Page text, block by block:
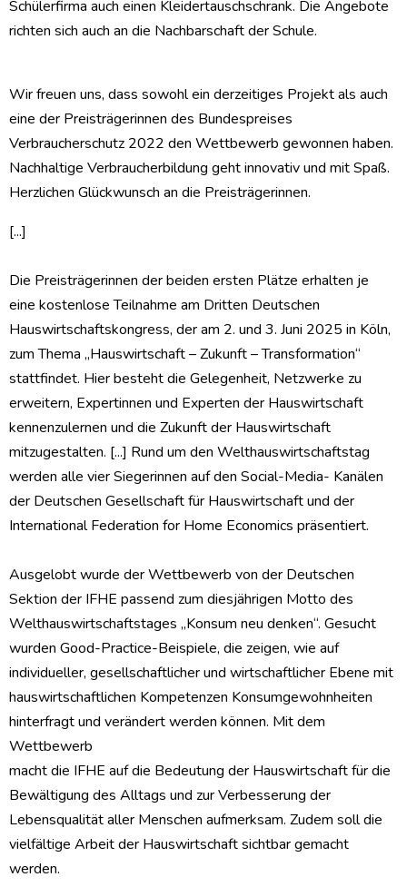
Schülerfirma auch einen Kleidertauschschrank. Die Angebote
richten sich auch an die Nachbarschaft der Schule.
Wir freuen uns, dass sowohl ein derzeitiges Projekt als auch
eine der Preisträgerinnen des Bundespreises
Verbraucherschutz 2022 den Wettbewerb gewonnen haben.
Nachhaltige Verbraucherbildung geht innovativ und mit Spaß.
Herzlichen Glückwunsch an die Preisträgerinnen.
[...]
Die Preisträgerinnen der beiden ersten Plätze erhalten je
eine kostenlose Teilnahme am Dritten Deutschen
Hauswirtschaftskongress, der am 2. und 3. Juni 2025 in Köln,
zum Thema „Hauswirtschaft – Zukunft – Transformation“
stattfindet. Hier besteht die Gelegenheit, Netzwerke zu
erweitern, Expertinnen und Experten der Hauswirtschaft
kennenzulernen und die Zukunft der Hauswirtschaft
mitzugestalten. [...] Rund um den Welthauswirtschaftstag
werden alle vier Siegerinnen auf den Social-Media- Kanälen
der Deutschen Gesellschaft für Hauswirtschaft und der
International Federation for Home Economics präsentiert.
Ausgelobt wurde der Wettbewerb von der Deutschen
Sektion der IFHE passend zum diesjährigen Motto des
Welthauswirtschaftstages „Konsum neu denken“. Gesucht
wurden Good-Practice-Beispiele, die zeigen, wie auf
individueller, gesellschaftlicher und wirtschaftlicher Ebene mit
hauswirtschaftlichen Kompetenzen Konsumgewohnheiten
hinterfragt und verändert werden können. Mit dem
Wettbewerb
macht die IFHE auf die Bedeutung der Hauswirtschaft für die
Bewältigung des Alltags und zur Verbesserung der
Lebensqualität aller Menschen aufmerksam. Zudem soll die
vielfältige Arbeit der Hauswirtschaft sichtbar gemacht
werden.